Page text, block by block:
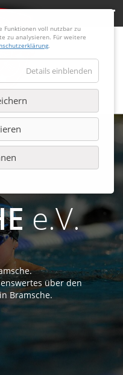
e.V.
über den
Bramsche.
Funktionen voll nutzbar zu
zu analysieren. Für weitere
.
Details einblenden